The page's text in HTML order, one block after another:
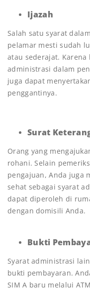
Ijazah
Salah satu syarat
pelamar mesti sudah
atau sederajat.
administrasi dalam
juga dapat
penggantinya.
Surat
Orang yang
rohani. Selain
pengajuan, Anda juga
sehat sebagai syarat
dapat diperoleh di
dengan domisili Anda.
Bukti
Syarat administrasi
bukti pembayaran.
SIM A baru melalui